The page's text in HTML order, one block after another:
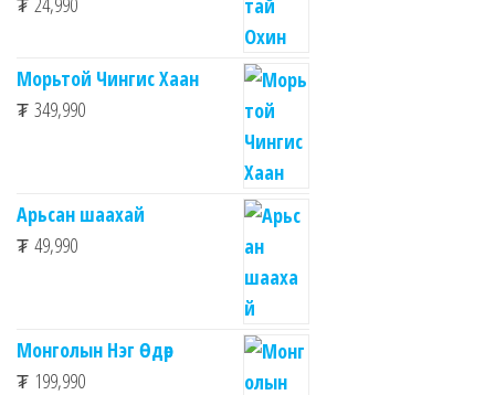
Морьтой Чингис Хаан
₮ 349,990
Арьсан шаахай
₮ 49,990
Монголын Нэг Өдөр
₮ 199,990